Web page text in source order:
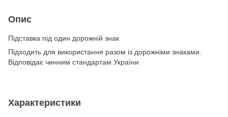
Опис
Підставка під один дорожній знак
Підходить для використання разом із дорожніми знаками.
Відповідає чинним стандартам України
Характеристики